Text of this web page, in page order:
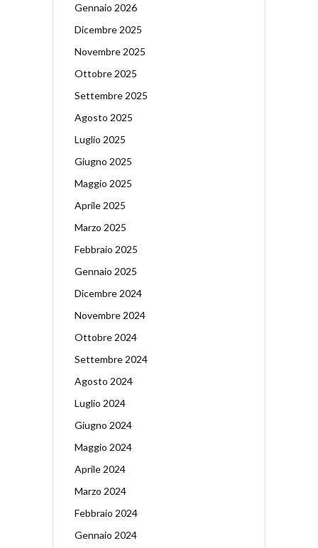
Gennaio 2026
Dicembre 2025
Novembre 2025
Ottobre 2025
Settembre 2025
Agosto 2025
Luglio 2025
Giugno 2025
Maggio 2025
Aprile 2025
Marzo 2025
Febbraio 2025
Gennaio 2025
Dicembre 2024
Novembre 2024
Ottobre 2024
Settembre 2024
Agosto 2024
Luglio 2024
Giugno 2024
Maggio 2024
Aprile 2024
Marzo 2024
Febbraio 2024
Gennaio 2024